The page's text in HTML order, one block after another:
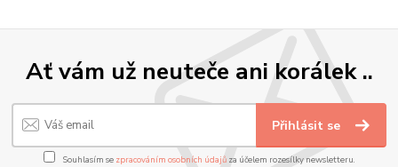
Ať vám už neuteče ani korálek ..
Přihlásit se
Souhlasím se zpracováním osobních údajůza účelem rozesílky newsletteru.